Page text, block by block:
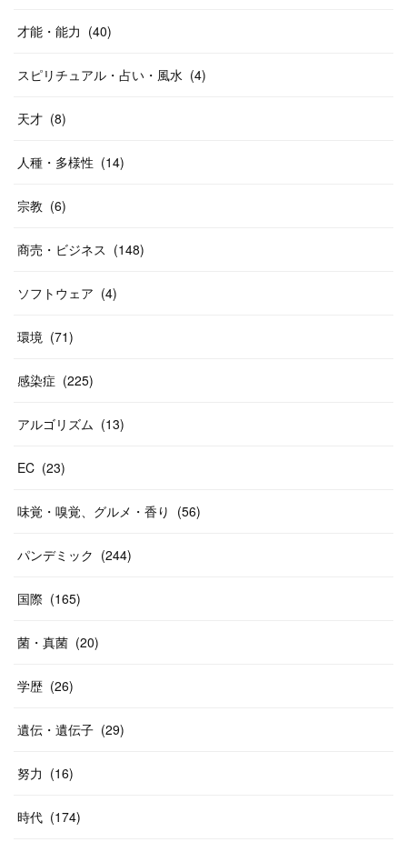
才能・能力 (40)
スピリチュアル・占い・風水 (4)
天才 (8)
人種・多様性 (14)
宗教 (6)
商売・ビジネス (148)
ソフトウェア (4)
環境 (71)
感染症 (225)
アルゴリズム (13)
EC (23)
味覚・嗅覚、グルメ・香り (56)
パンデミック (244)
国際 (165)
菌・真菌 (20)
学歴 (26)
遺伝・遺伝子 (29)
努力 (16)
時代 (174)